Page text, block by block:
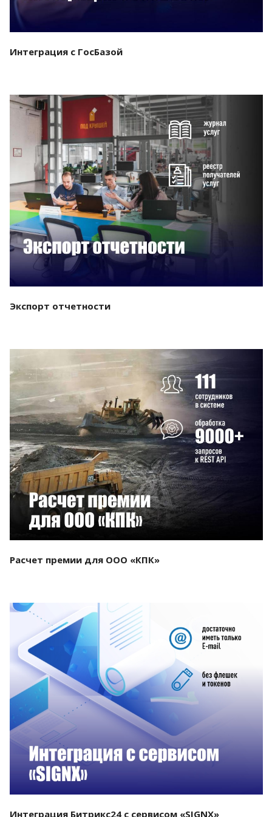
Интеграция с ГосБазой
Смотреть проект
Экспорт отчетности
Смотреть проект
Расчет премии для ООО «КПК»
Смотреть проект
Интеграция Битрикс24 с сервисом «SIGNX»